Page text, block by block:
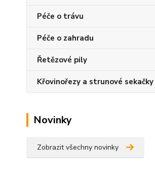
Péče o trávu
Péče o zahradu
Řetězové pily
Křovinořezy a strunové sekačky
Novinky
Zobrazit všechny novinky